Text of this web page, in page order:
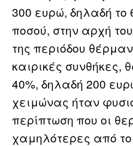
300 ευρώ, δηλαδή το
ποσού, στην αρχή
της περιόδου
καιρικές συνθήκες,
40%, δηλαδή 200
χειμώνας ήταν
περίπτωση που οι
χαμηλότερες από